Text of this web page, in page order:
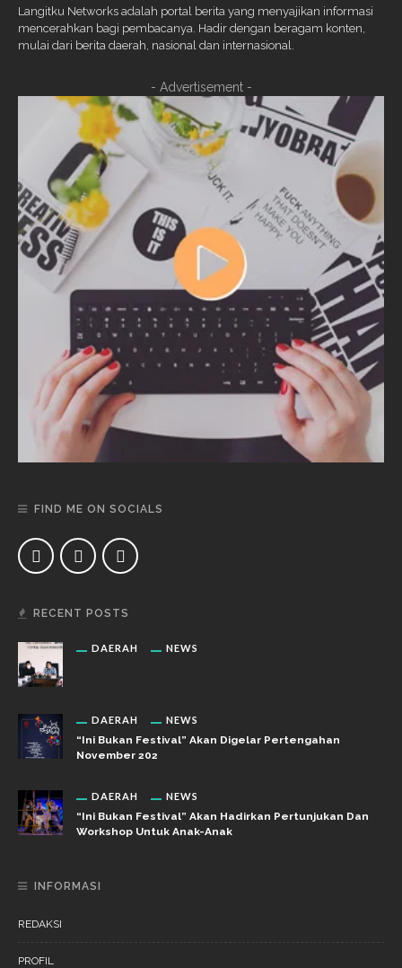
Langitku Networks adalah portal berita yang menyajikan informasi
mencerahkan bagi pembacanya. Hadir dengan beragam konten,
mulai dari berita daerah, nasional dan internasional.
- Advertisement -
FIND ME ON SOCIALS
RECENT POSTS
DAERAH NEWS
DAERAH NEWS
“Ini Bukan Festival” Akan Digelar Pertengahan
November 202
DAERAH NEWS
“Ini Bukan Festival” Akan Hadirkan Pertunjukan Dan
Workshop Untuk Anak-Anak
INFORMASI
REDAKSI
PROFIL